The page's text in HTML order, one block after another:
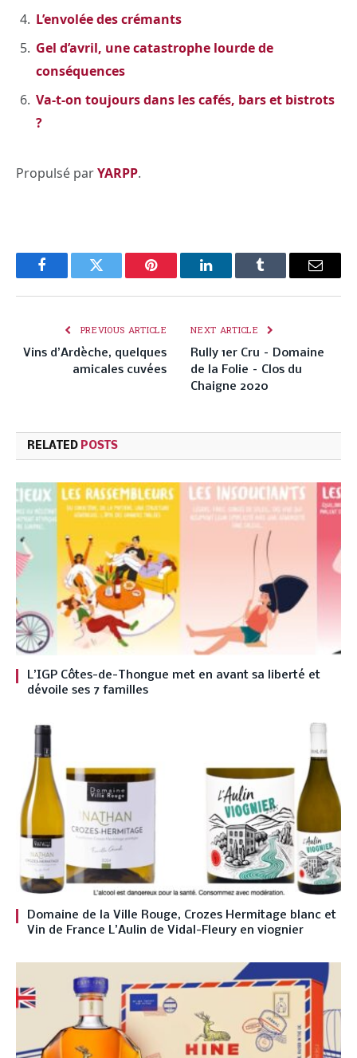
L’envolée des crémants
Gel d’avril, une catastrophe lourde de
conséquences
Va-t-on toujours dans les cafés, bars et bistrots
?
Propulsé parYARPP.
FacebookTwitter Pinterest LinkedInTumblr Email
PREVIOUS ARTICLE
Vins d’Ardèche, quelques
amicales cuvées
NEXT ARTICLE
Rully 1er Cru – Domaine
de la Folie – Clos du
Chaigne 2020
RELATED POSTS
L’IGP Côtes-de-Thongue met en avant sa liberté et
dévoile ses 7 familles
Domaine de la Ville Rouge, Crozes Hermitage blanc et
Vin de France L’Aulin de Vidal-Fleury en viognier